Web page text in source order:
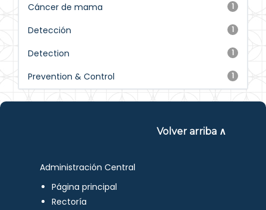
1
Cáncer de mama
1
Detección
1
Detection
1
Prevention & Control
Volver arriba ∧
Administración Central
Página principal
Rectoría